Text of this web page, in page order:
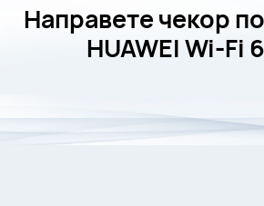
Направете чекор
HUAWEI Wi-Fi